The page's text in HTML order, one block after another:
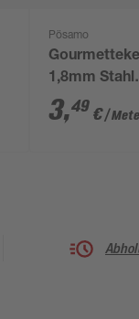
Pösamo
1,8mm Stahl
vernickelt
3,49 €/